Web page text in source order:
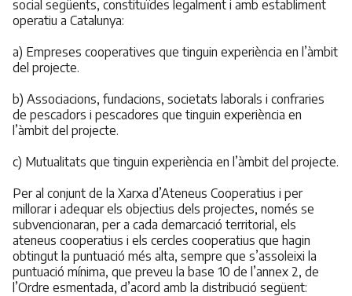
social següents, constituïdes legalment i amb establiment
operatiu a Catalunya:
a) Empreses cooperatives que tinguin experiència en l’àmbit
del projecte.
b) Associacions, fundacions, societats laborals i confraries
de pescadors i pescadores que tinguin experiència en
l’àmbit del projecte.
c) Mutualitats que tinguin experiència en l’àmbit del projecte.
Per al conjunt de la Xarxa d’Ateneus Cooperatius i per
millorar i adequar els objectius dels projectes, només se
subvencionaran, per a cada demarcació territorial, els
ateneus cooperatius i els cercles cooperatius que hagin
obtingut la puntuació més alta, sempre que s’assoleixi la
puntuació mínima, que preveu la base 10 de l’annex 2, de
l’Ordre esmentada, d’acord amb la distribució següent: